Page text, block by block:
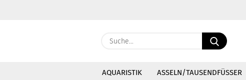
Suche...
AQUARISTIK ASSELN/TAUSENDFÜSSER